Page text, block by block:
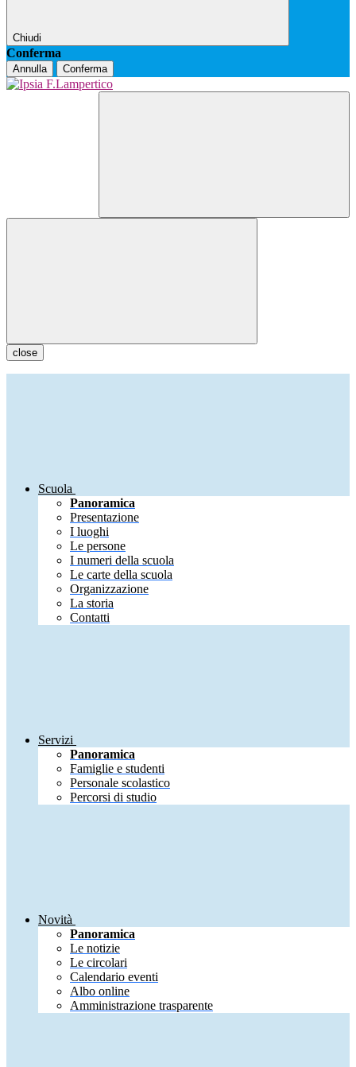
Chiudi
Conferma
Annulla Conferma
close
Scuola
Panoramica
Presentazione
I luoghi
Le persone
I numeri della scuola
Le carte della scuola
Organizzazione
La storia
Contatti
Servizi
Panoramica
Famiglie e studenti
Personale scolastico
Percorsi di studio
Novità
Panoramica
Le notizie
Le circolari
Calendario eventi
Albo online
Amministrazione trasparente